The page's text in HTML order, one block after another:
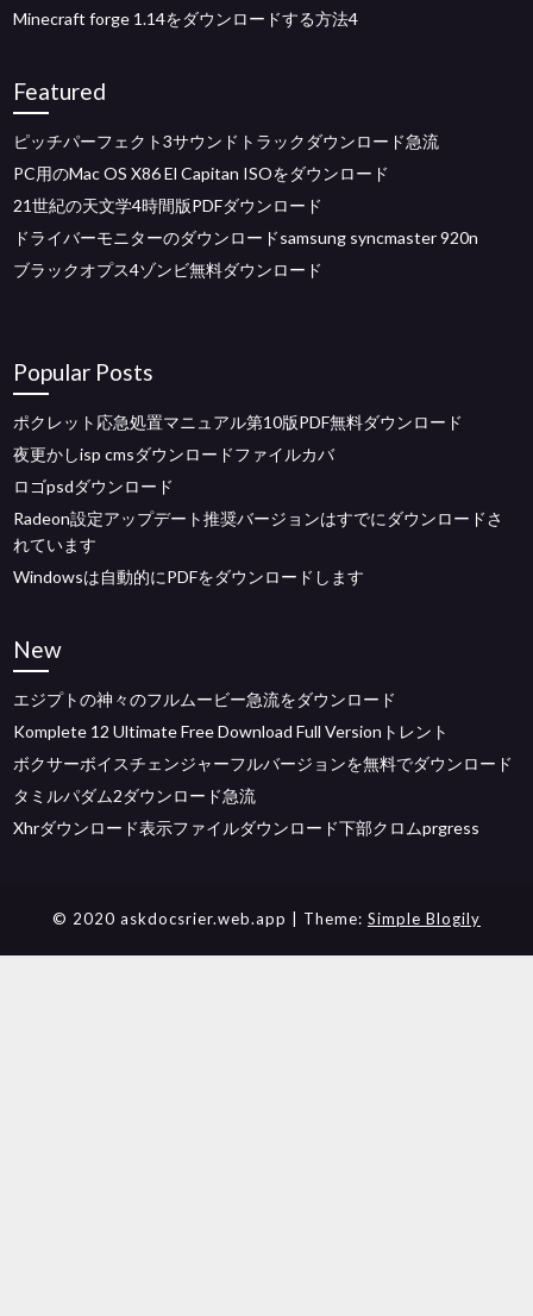
Minecraft forge 1.14をダウンロードする方法4
Featured
ピッチパーフェクト3サウンドトラックダウンロード急流
PC用のMac OS X86 El Capitan ISOをダウンロード
21世紀の天文学4時間版PDFダウンロード
ドライバーモニターのダウンロードsamsung syncmaster 920n
ブラックオプス4ゾンビ無料ダウンロード
Popular Posts
ポクレット応急処置マニュアル第10版PDF無料ダウンロード
夜更かしisp cmsダウンロードファイルカバ
ロゴpsdダウンロード
Radeon設定アップデート推奨バージョンはすでにダウンロードさ
れています
Windowsは自動的にPDFをダウンロードします
New
エジプトの神々のフルムービー急流をダウンロード
Komplete 12 Ultimate Free Download Full Versionトレント
ボクサーボイスチェンジャーフルバージョンを無料でダウンロード
タミルパダム2ダウンロード急流
Xhrダウンロード表示ファイルダウンロード下部クロムprgress
© 2020 askdocsrier.web.app | Theme: Simple Blogily